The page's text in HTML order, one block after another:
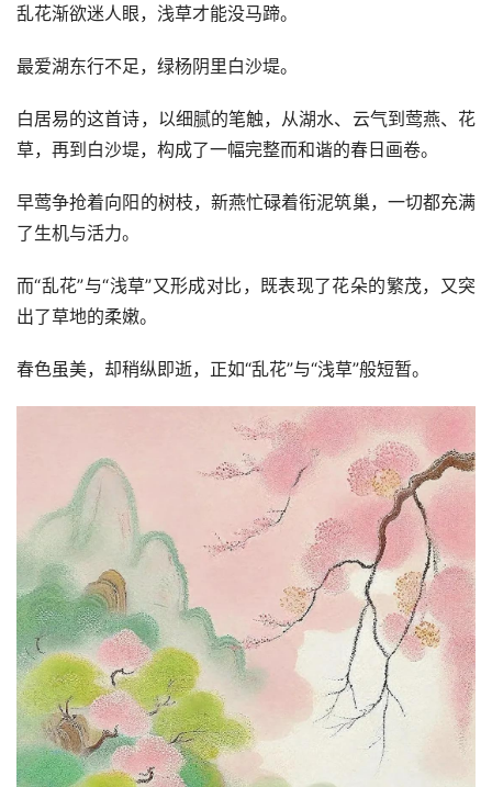
乱花渐欲迷人眼，浅草才能没马蹄。
最爱湖东行不足，绿杨阴里白沙堤。
白居易的这首诗，以细腻的笔触，从湖水、云气到莺燕、花
草，再到白沙堤，构成了一幅完整而和谐的春日画卷。
早莺争抢着向阳的树枝，新燕忙碌着衔泥筑巢，一切都充满
了生机与活力。
而“乱花”与“浅草”又形成对比，既表现了花朵的繁茂，又突
出了草地的柔嫩。
春色虽美，却稍纵即逝，正如“乱花”与“浅草”般短暂。